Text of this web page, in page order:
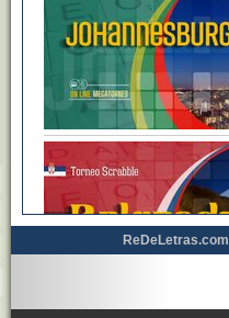
ReDeLetras.com